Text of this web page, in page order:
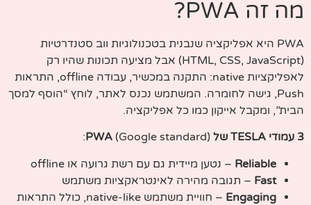
מה זה PWA?
PWA היא אפליקציה שנבנית בטכנולוגיות ווב סטנדרטיות
(HTML, CSS, JavaScript) אבל מציעה תכונות שהיו רק
לאפליקציות native: התקנה במכשיר, עבודה offline, התראות
Push, גישה לחומרה. המשתמש נכנס לאתר, לוחץ “הוסף למסך
הבית”, ומקבל אייקון כמו כל אפליקציה.
3 עמודי TESLA של PWA
(Google standard):
Reliable – נטען מיידית גם עם רשת גרועה או offline
Fast – תגובה מהירה לאינטראקציות משתמש
Engaging
– חוויית משתמש native-like, כולל התראות